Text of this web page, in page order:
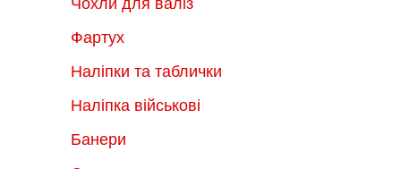
Фартух
Наліпки та таблички
Наліпка військові
Банери